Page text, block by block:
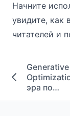
Начните
увидите, как
читателей и
эра по…